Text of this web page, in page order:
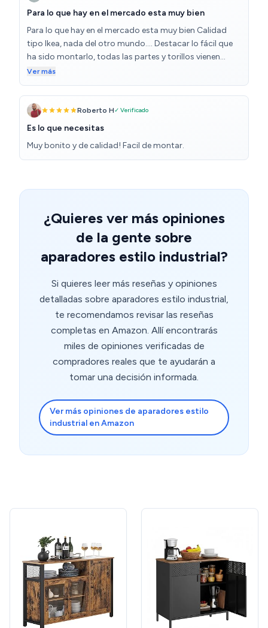
Para lo que hay en el mercado esta muy bien
Para lo que hay en el mercado esta muy bien Calidad
tipo Ikea, nada del otro mundo.... Destacar lo fácil que
ha sido montarlo, todas las partes y torillos vienen
numerados y las instrucciones son super intuitivas.
Además no te hace falta ninguna herramienta ya que
incluye las llaves allen que necesitas y un destornillador.
Ver más
Roberto H✓ Verificado
Es lo que necesitas
Muy bonito y de calidad! Facil de montar.
¿Quieres ver más opiniones
de la gente sobre
aparadores estilo industrial?
Si quieres leer más reseñas y opiniones
detalladas sobre aparadores estilo industrial,
te recomendamos revisar las reseñas
completas en Amazon. Allí encontrarás
miles de opiniones verificadas de
compradores reales que te ayudarán a
tomar una decisión informada.
Ver más opiniones de aparadores estilo
industrial en Amazon